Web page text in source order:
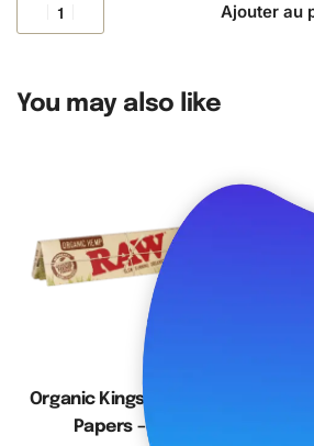
Diamètre interne
Ajouter au
You may also like
Organic Kingsize Rolling
Papers – Raw